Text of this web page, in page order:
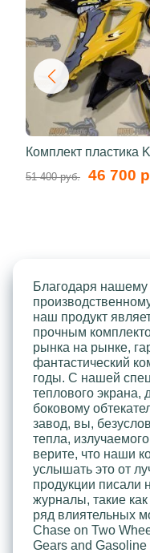
Комплект пластика
51 400 руб. 46 700
Благодаря
наш продукт
прочным
рынка на рынке,
фантастический
годы. С нашей
теплового экрана,
боковому
завод, вы,
тепла,
верите, что наши
услышать это от
продукции писали
журналы, такие
ряд влиятельных
Chase on Two
Gears and Gasoline